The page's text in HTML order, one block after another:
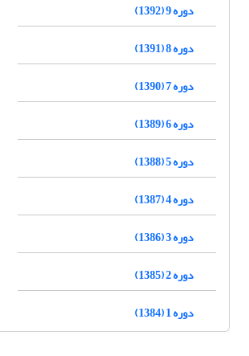
دوره 9 (1392)
دوره 8 (1391)
دوره 7 (1390)
دوره 6 (1389)
دوره 5 (1388)
دوره 4 (1387)
دوره 3 (1386)
دوره 2 (1385)
دوره 1 (1384)